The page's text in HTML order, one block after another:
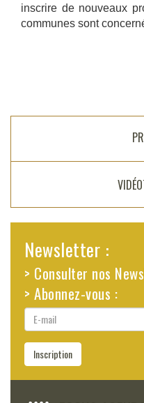
inscrire de nouveaux
communes sont
Newsletter :
> Consulter nos
> Abonnez-vous :
E-
mail
Inscription